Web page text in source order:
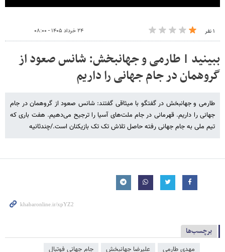
۱ نفر ۲۴ خرداد ۱۴۰۵ - ۰۸:۰۰
ببینید | طارمی و جهانبخش: شانس صعود از
گروهمان در جام جهانی را داریم
طارمی و جهانبخش در گفتگو با میثاقی گفتند: شانس صعود از گروهمان در جام
جهانی را داریم. قهرمانی در جام ملت‌های آسیا را ترجیح می‌دهیم. هفت باری که
تیم ملی به جام جهانی رفته حاصل تلاش تک تک بازیکنان است./چندثانیه
برچسب‌ها
مهدی طارمی علیرضا جهانبخش جام جهانی فوتبال